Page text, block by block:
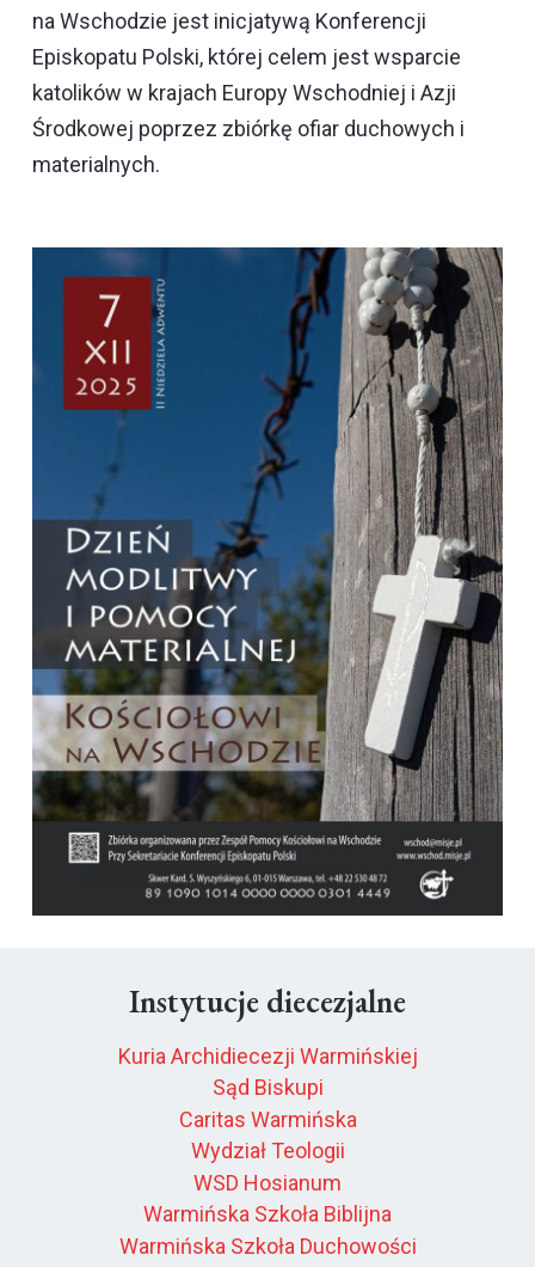
na Wschodzie jest inicjatywą Konferencji
Episkopatu Polski, której celem jest wsparcie
katolików w krajach Europy Wschodniej i Azji
Środkowej poprzez zbiórkę ofiar duchowych i
materialnych.
Instytucje diecezjalne
Kuria Archidiecezji Warmińskiej
Sąd Biskupi
Caritas Warmińska
Wydział Teologii
WSD Hosianum
Warmińska Szkoła Biblijna
Warmińska Szkoła Duchowości